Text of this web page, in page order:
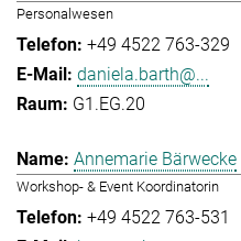
Personalwesen
+49 4522 763-329
daniela.barth@...
G1.EG.20
Annemarie Bärwecke
Workshop- & Event Koordinatorin
+49 4522 763-531